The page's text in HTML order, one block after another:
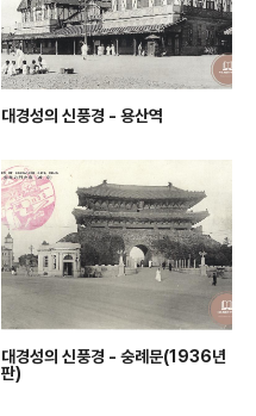
대경성의 신풍경 - 용산역
대경성의 신풍경 - 숭례문(1936년
판)